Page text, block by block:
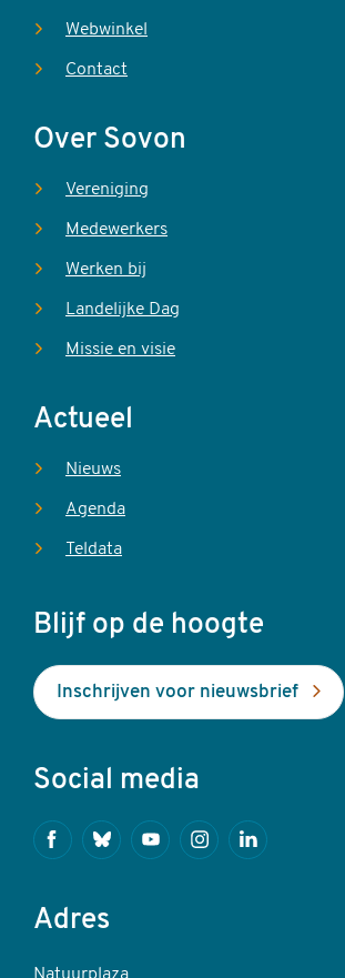
Webwinkel
Contact
Over Sovon
Vereniging
Medewerkers
Werken bij
Landelijke Dag
Missie en visie
Actueel
Nieuws
Agenda
Teldata
Blijf op de hoogte
Inschrijven voor nieuwsbrief
Social media
FacebookBlueskyYoutubeInstagramLinkedin
Adres